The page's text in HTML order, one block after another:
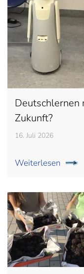
Deutschlernen
Zukunft?
16. Juli 2026
Weiterlesen